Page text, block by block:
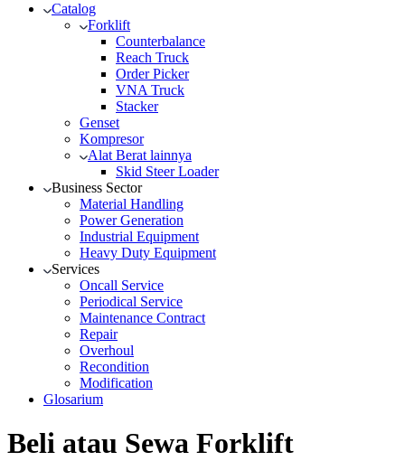
Catalog
Forklift
Counterbalance
Reach Truck
Order Picker
VNA Truck
Stacker
Genset
Kompresor
Alat Berat lainnya
Skid Steer Loader
Business Sector
Material Handling
Power Generation
Industrial Equipment
Heavy Duty Equipment
Services
Oncall Service
Periodical Service
Maintenance Contract
Repair
Overhoul
Recondition
Modification
Glosarium
Beli atau Sewa Forklift